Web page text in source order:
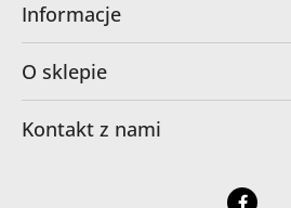
Informacje
O sklepie
Kontakt z nami